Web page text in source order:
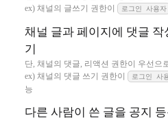
ex) 채널의 글쓰기 권한이
로그인 사용자
채널 글과 페이지에 댓글 작
기
단, 채널의 댓글, 리액션 권한이 우선으
ex) 채널의 댓글 쓰기 권한이
로그인 사
능
다른 사람이 쓴 글을 공지